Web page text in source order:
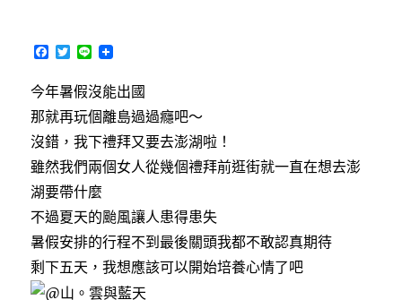
F
c
e
b
o
o
k
T
i
t
t
e
r
L
n
e
今年暑假沒能出國
那就再玩個離島過過癮吧～
沒錯，我下禮拜又要去澎湖啦！
雖然我們兩個女人從幾個禮拜前逛街就一直在想去澎
湖要帶什麼
不過夏天的颱風讓人患得患失
暑假安排的行程不到最後關頭我都不敢認真期待
剩下五天，我想應該可以開始培養心情了吧